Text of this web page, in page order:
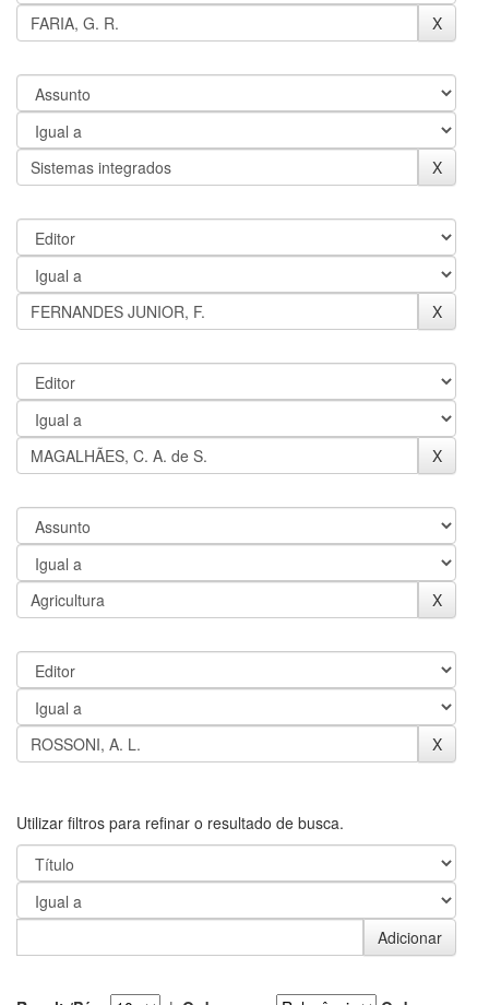
Utilizar filtros para refinar o resultado de busca.